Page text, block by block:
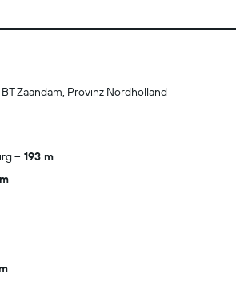
Zaandam, Provinz Nordholland
193 m